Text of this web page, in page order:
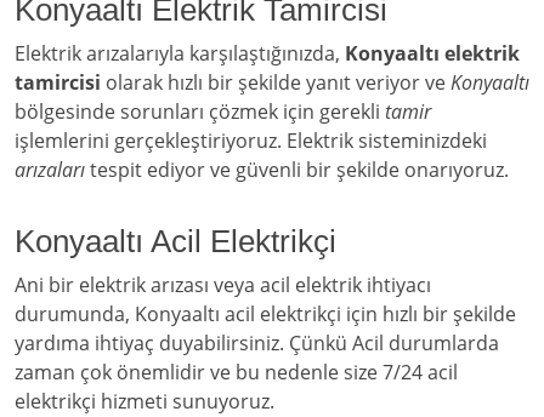
Konyaaltı Elektrik Tamircisi
Elektrik arızalarıyla karşılaştığınızda, Konyaaltı elektrik
tamircisi olarak hızlı bir şekilde yanıt veriyor veKonyaaltı
bölgesinde sorunları çözmek için gerekli tamir
işlemlerini gerçekleştiriyoruz. Elektrik sisteminizdeki
arızalarıtespit ediyor ve güvenli bir şekilde onarıyoruz.
Konyaaltı Acil Elektrikçi
Ani bir elektrik arızası veya acil elektrik ihtiyacı
durumunda, Konyaaltı acil elektrikçi için hızlı bir şekilde
yardıma ihtiyaç duyabilirsiniz. Çünkü Acil durumlarda
zaman çok önemlidir ve bu nedenle size 7/24 acil
elektrikçi hizmeti sunuyoruz.